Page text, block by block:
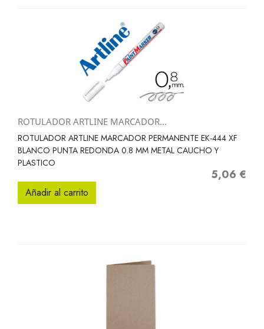
ROTULADOR ARTLINE MARCADOR...
ROTULADOR ARTLINE MARCADOR PERMANENTE EK-444 XF
BLANCO PUNTA REDONDA 0.8 MM METAL CAUCHO Y
PLASTICO
Precio
5,06 €
Añadir al carrito